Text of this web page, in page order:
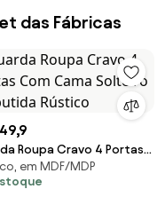
das Fábricas
Roupa Cravo 4 Portas
Solteiro Embutida
em MDF/MDP